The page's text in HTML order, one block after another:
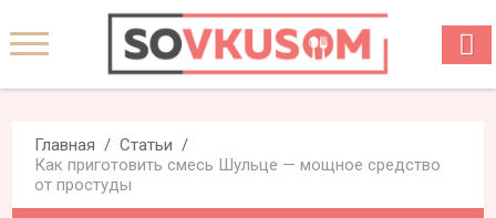
Главная
Статьи
Как приготовить смесь Шульце — мощное средство
от простуды